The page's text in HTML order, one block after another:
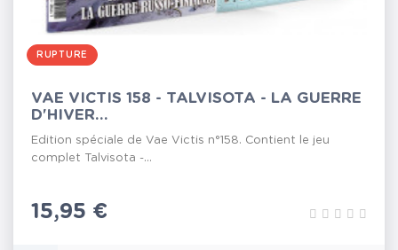
RUPTURE
VAE VICTIS 158 - TALVISOTA - LA GUERRE
D'HIVER...
Edition spéciale de Vae Victis n°158. Contient le jeu
complet Talvisota -...
Prix
15,95 €